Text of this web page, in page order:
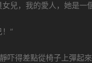
兒，我的愛人，她是
”
吓得差點從椅子上彈起來